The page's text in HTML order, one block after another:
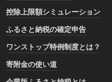
控除上限額シミュレーション
ふるさと納税の確定申告
ワンストップ特例制度とは？
寄附金の使い道